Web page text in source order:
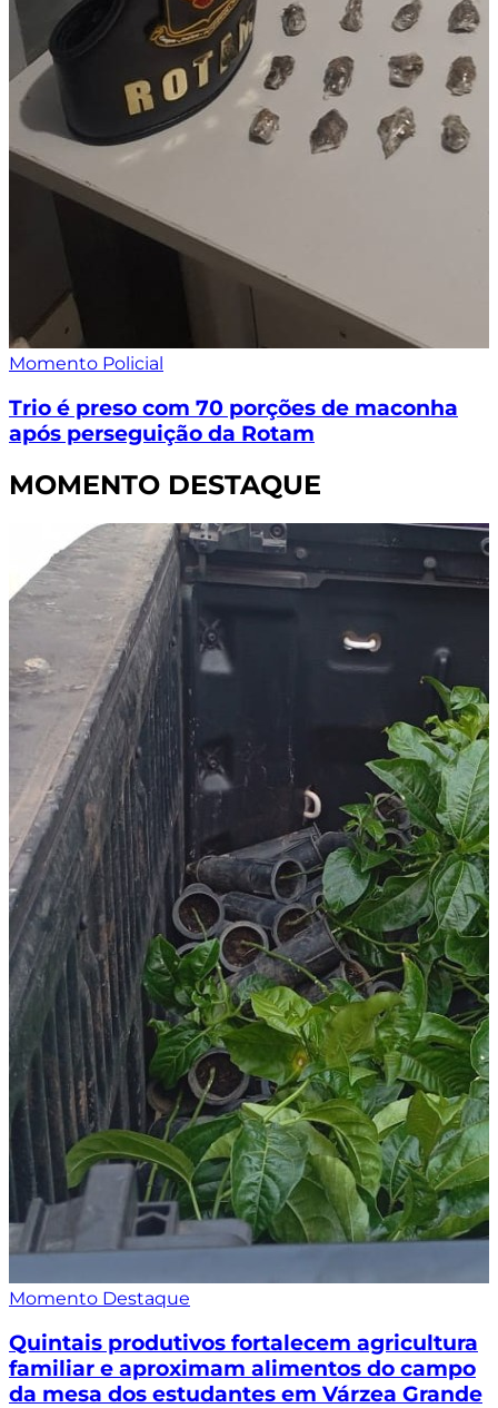
Momento Policial
Trio é preso com 70 porções de maconha
após perseguição da Rotam
MOMENTO DESTAQUE
Momento Destaque
Quintais produtivos fortalecem agricultura
familiar e aproximam alimentos do campo
da mesa dos estudantes em Várzea Grande